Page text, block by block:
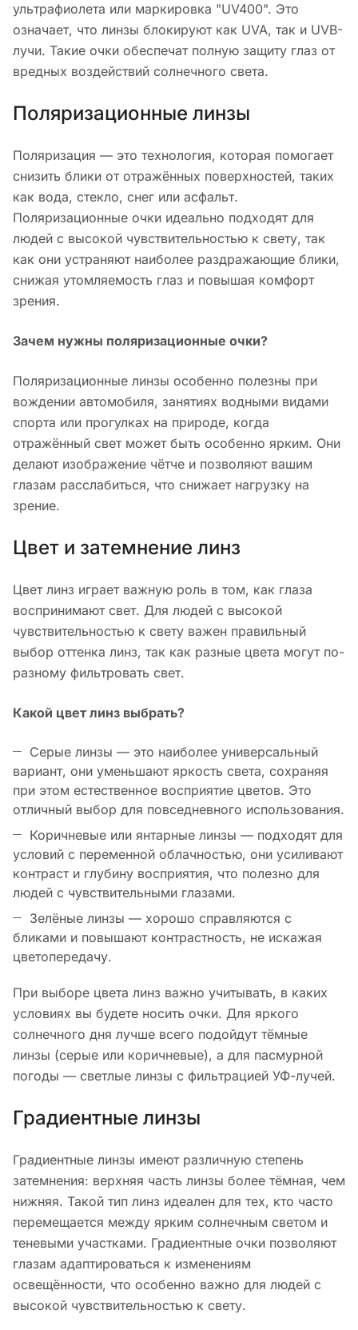
ультрафиолета или маркировка "UV400". Это
означает, что линзы блокируют как UVA, так и UVB-
лучи. Такие очки обеспечат полную защиту глаз от
вредных воздействий солнечного света.
Поляризационные линзы
Поляризация — это технология, которая помогает
снизить блики от отражённых поверхностей, таких
как вода, стекло, снег или асфальт.
Поляризационные очки идеально подходят для
людей с высокой чувствительностью к свету, так
как они устраняют наиболее раздражающие блики,
снижая утомляемость глаз и повышая комфорт
зрения.
Зачем нужны поляризационные очки?
Поляризационные линзы особенно полезны при
вождении автомобиля, занятиях водными видами
спорта или прогулках на природе, когда
отражённый свет может быть особенно ярким. Они
делают изображение чётче и позволяют вашим
глазам расслабиться, что снижает нагрузку на
зрение.
Цвет и затемнение линз
Цвет линз играет важную роль в том, как глаза
воспринимают свет. Для людей с высокой
чувствительностью к свету важен правильный
выбор оттенка линз, так как разные цвета могут по-
разному фильтровать свет.
Какой цвет линз выбрать?
Серые линзы — это наиболее универсальный
вариант, они уменьшают яркость света, сохраняя
при этом естественное восприятие цветов. Это
отличный выбор для повседневного использования.
Коричневые или янтарные линзы — подходят для
условий с переменной облачностью, они усиливают
контраст и глубину восприятия, что полезно для
людей с чувствительными глазами.
Зелёные линзы — хорошо справляются с
бликами и повышают контрастность, не искажая
цветопередачу.
При выборе цвета линз важно учитывать, в каких
условиях вы будете носить очки. Для яркого
солнечного дня лучше всего подойдут тёмные
линзы (серые или коричневые), а для пасмурной
погоды — светлые линзы с фильтрацией УФ-лучей.
Градиентные линзы
Градиентные линзы имеют различную степень
затемнения: верхняя часть линзы более тёмная, чем
нижняя. Такой тип линз идеален для тех, кто часто
перемещается между ярким солнечным светом и
теневыми участками. Градиентные очки позволяют
глазам адаптироваться к изменениям
освещённости, что особенно важно для людей с
высокой чувствительностью к свету.